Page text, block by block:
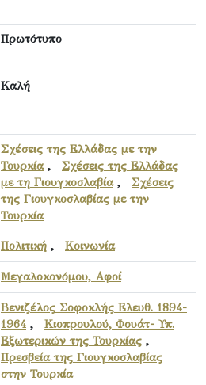
Πρωτότυπο
Καλή
Σχέσεις της Ελλάδας με την
Τουρκία, Σχέσεις της Ελλάδας
με τη Γιουγκοσλαβία, Σχέσεις
της Γιουγκοσλαβίας με την
Τουρκία
Πολιτική , Κοινωνία
Μεγαλοκονόμου, Αφοί
Βενιζέλος Σοφοκλής Ελευθ. 1894-
1964 , Κιοπρουλού, Φουάτ- Υπ.
Εξωτερικών της Τουρκίας ,
Πρεσβεία της Γιουγκοσλαβίας
στην Τουρκία